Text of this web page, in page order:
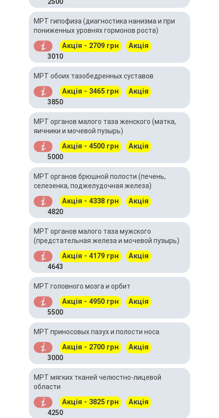
МРТ гипофиза (диагностика нанизма и при
пониженных уровнях гормонов роста)
Акція - 2709 грн Акція
3010
МРТ обоих тазобедренных суставов
Акція - 3465 грн Акція
3850
МРТ органов малого таза женского (матка,
яичники и мочевой пузырь)
Акція - 4500 грн Акція
5000
МРТ органов брюшной полости (печень,
селезенка, поджелудочная железа)
Акція - 4338 грн Акція
4820
МРТ органов малого таза мужского
(предстательная железа и мочевой пузырь)
Акція - 4179 грн Акція
4643
МРТ головного мозга и орбит
Акція - 4950 грн Акція
5500
МРТ приносовых пазух и полости носа
Акція - 2700 грн Акція
3000
МРТ мягких тканей челюстно-лицевой
области
Акція - 3825 грн Акція
4250